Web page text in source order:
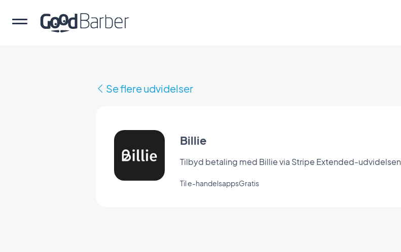
Se flere udvidelser
Billie
Tilbyd betaling med Billie via Stripe Extended-udvidelsen
Til e-handelsappsGratis